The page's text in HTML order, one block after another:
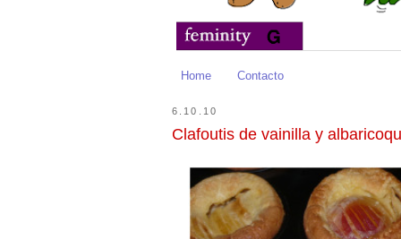
Home Contacto
6.10.10
Clafoutis de vainilla y